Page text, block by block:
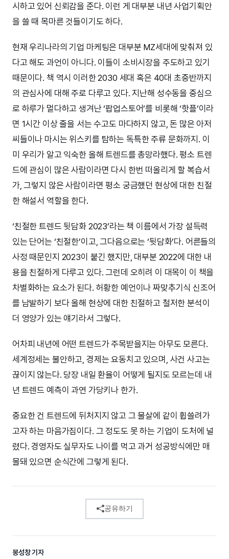
시하고 있어 신뢰감을 준다. 이런 게 대부분 내년 사업기획안
을 쓸 때 목마른 것들이기도 하다.
현재 우리나라의 기업 마케팅은 대부분 MZ세대에 맞춰져 있
다고 해도 과언이 아니다. 이들이 소비시장을 주도하고 있기
때문이다. 책 역시 이러한 2030 세대 혹은 40대 초중반까지
의 관심사에 대해 주로 다루고 있다. 지난해 성수동을 중심으
로 하루가 멀다하고 생겨난 ‘팝업스토어’를 비롯해 ‘핫플’이라
면 1시간 이상 줄을 서는 수고도 마다하지 않고, 돈 많은 아저
씨들이나 마시는 위스키를 탐하는 독특한 주류 문화까지. 이
미 우리가 알고 익숙한 올해 트렌드를 총망라했다. 평소 트렌
드에 관심이 많은 사람이라면 다시 한번 떠올리게 할 복습서
가, 그렇지 않은 사람이라면 평소 궁금했던 현상에 대한 친절
한 해설서 역할을 한다.
‘친절한 트렌드 뒷담화 2023’라는 책 이름에서 가장 설득력
있는 단어는 ‘친절한’이고, 그다음으로는 ‘뒷담화’다. 어른들의
사정 때문인지 2023이 붙긴 했지만, 대부분 2022에 대한 내
용을 친절하게 다루고 있다. 그런데 오히려 이 대목이 이 책을
차별화하는 요소가 된다. 허황한 예언이나 짜맞추기식 신조어
를 남발하기 보다 올해 현상에 대한 친절하고 철저한 분석이
더 영양가 있는 얘기라서 그렇다.
어차피 내년에 어떤 트렌드가 주목받을지는 아무도 모른다.
세계정세는 불안하고, 경제는 요동치고 있으며, 사건 사고는
끊이지 않는다. 당장 내일 환율이 어떻게 될지도 모르는데 내
년 트렌드 예측이 과연 가당키나 한가.
중요한 건 트렌드에 뒤처지지 않고 그 물살에 같이 휩쓸려가
고자 하는 마음가짐이다. 그 정도도 못 하는 기업이 도처에 널
렸다. 경영자도 실무자도 나이를 먹고 과거 성공방식에만 매
몰돼 있으면 순식간에 그렇게 된다.
공유하기
봉성창 기자